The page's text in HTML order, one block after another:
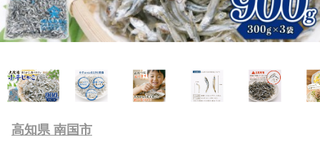
高知県 南国市